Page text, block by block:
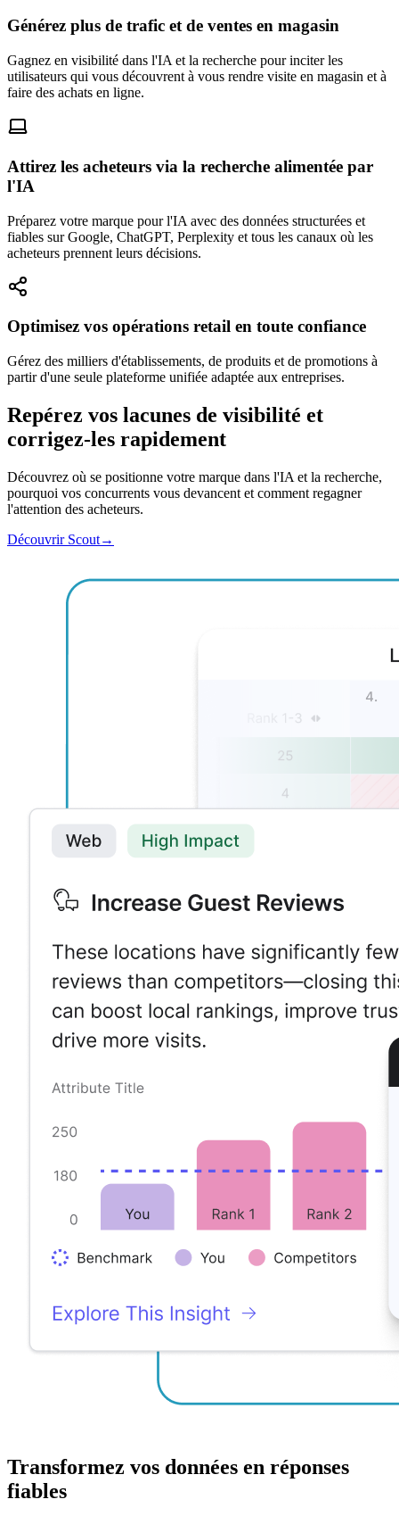
Générez plus de trafic et de ventes en magasin
Gagnez en visibilité dans l'IA et la recherche pour inciter les
utilisateurs qui vous découvrent à vous rendre visite en magasin et à
faire des achats en ligne.
Attirez les acheteurs via la recherche alimentée par
l'IA
Préparez votre marque pour l'IA avec des données structurées et
fiables sur Google, ChatGPT, Perplexity et tous les canaux où les
acheteurs prennent leurs décisions.
Optimisez vos opérations retail en toute confiance
Gérez des milliers d'établissements, de produits et de promotions à
partir d'une seule plateforme unifiée adaptée aux entreprises.
Repérez vos lacunes de visibilité et
corrigez-les rapidement
Découvrez où se positionne votre marque dans l'IA et la recherche,
pourquoi vos concurrents vous devancent et comment regagner
l'attention des acheteurs.
Découvrir Scout→
Transformez vos données en réponses
fiables